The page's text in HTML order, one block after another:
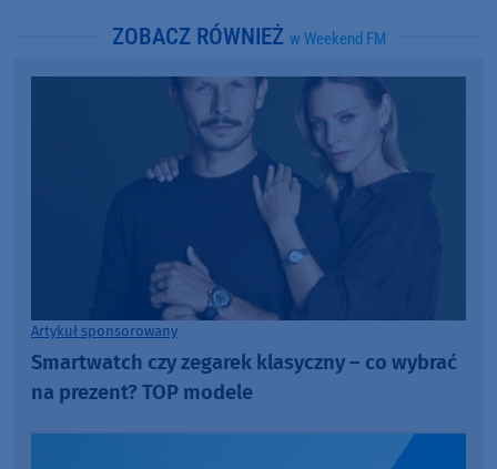
ZOBACZ RÓWNIEŻ w Weekend FM
Artykuł sponsorowany
Smartwatch czy zegarek klasyczny – co wybrać
na prezent? TOP modele